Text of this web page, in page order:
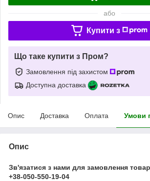
або
Купити з
Що таке купити з Пром?
Замовлення під захистом
Доступна доставка
Опис Доставка Оплата Умови
Опис
Зв'язатися з нами для замовлення
+38-050-550-19-04